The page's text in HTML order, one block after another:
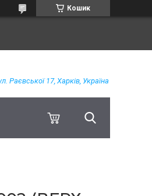
Кошик
Раєвської 17, Харків, Україна